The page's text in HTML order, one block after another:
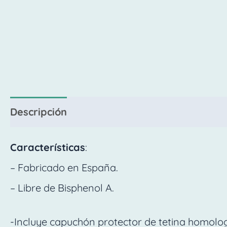
Descripción
Características:
– Fabricado en España.
– Libre de Bisphenol A.
-Incluye capuchón protector de tetina